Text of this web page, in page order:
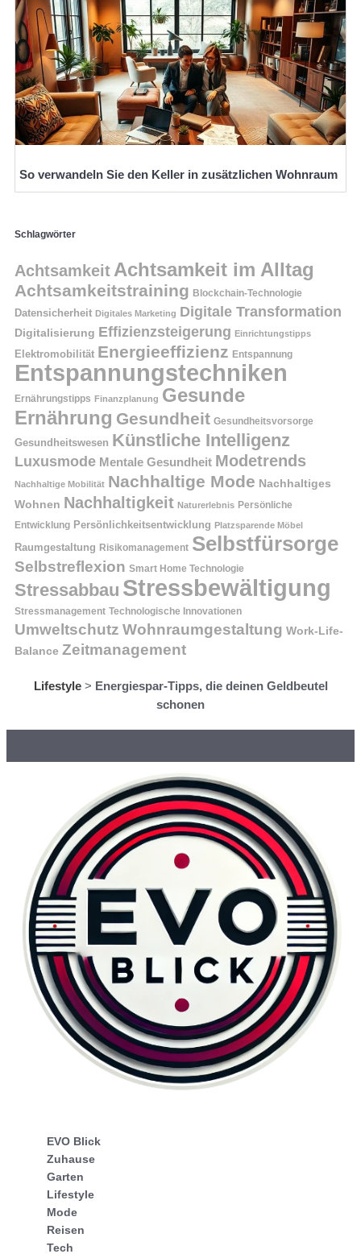
So verwandeln Sie den Keller in zusätzlichen Wohnraum
Schlagwörter
Achtsamkeit Achtsamkeit im Alltag
Achtsamkeitstraining Blockchain-Technologie
Datensicherheit Digitales Marketing Digitale Transformation
Digitalisierung Effizienzsteigerung Einrichtungstipps
Elektromobilität Energieeffizienz Entspannung
Entspannungstechniken
Ernährungstipps Finanzplanung Gesunde
Ernährung Gesundheit Gesundheitsvorsorge
Gesundheitswesen Künstliche Intelligenz
Luxusmode Mentale Gesundheit Modetrends
Nachhaltige Mobilität Nachhaltige Mode Nachhaltiges
Wohnen Nachhaltigkeit Naturerlebnis Persönliche
Entwicklung Persönlichkeitsentwicklung Platzsparende Möbel
Raumgestaltung Risikomanagement Selbstfürsorge
Selbstreflexion Smart Home Technologie
Stressabbau Stressbewältigung
Stressmanagement Technologische Innovationen
Umweltschutz Wohnraumgestaltung Work-Life-
Balance Zeitmanagement
Lifestyle> Energiespar-Tipps, die deinen Geldbeutel
schonen
EVO Blick
Zuhause
Garten
Lifestyle
Mode
Reisen
Tech